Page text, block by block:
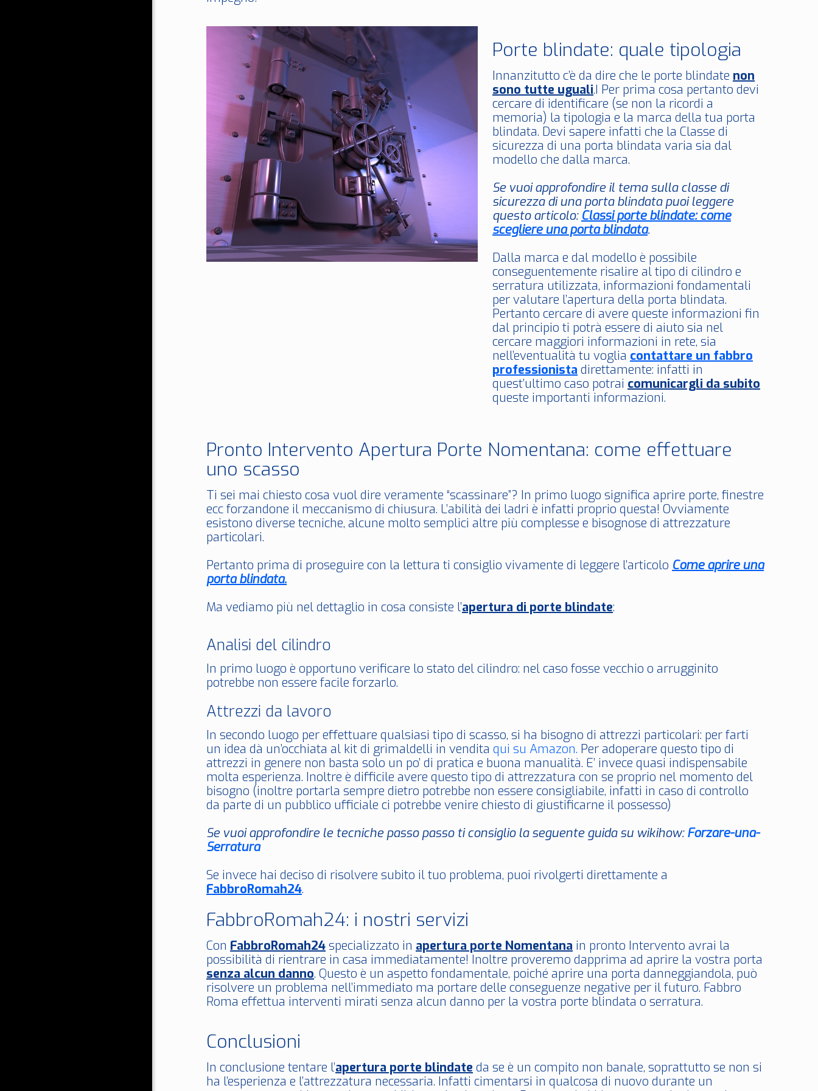
Porte blindate: quale tipologia
Innanzitutto c’è da dire che le porte blindate non
sono tutte uguali.I Per prima cosa pertanto devi
cercare di identificare (se non la ricordi a
memoria) la tipologia e la marca della tua porta
blindata. Devi sapere infatti che la Classe di
sicurezza di una porta blindata varia sia dal
modello che dalla marca.
Se vuoi approfondire il tema sulla classe di
sicurezza di una porta blindata puoi leggere
questo articolo: Classi porte blindate: come
scegliere una porta blindata.
Dalla marca e dal modello è possibile
conseguentemente risalire al tipo di cilindro e
serratura utilizzata, informazioni fondamentali
per valutare l’apertura della porta blindata.
Pertanto cercare di avere queste informazioni fin
dal principio ti potrà essere di aiuto sia nel
cercare maggiori informazioni in rete, sia
nell’eventualità tu voglia contattare un fabbro
professionista direttamente: infatti in
quest’ultimo caso potrai comunicargli da subito
queste importanti informazioni.
Pronto Intervento Apertura Porte Nomentana: come effettuare
uno scasso
Ti sei mai chiesto cosa vuol dire veramente “scassinare”? In primo luogo significa aprire porte, finestre
ecc forzandone il meccanismo di chiusura. L’abilità dei ladri è infatti proprio questa! Ovviamente
esistono diverse tecniche, alcune molto semplici altre più complesse e bisognose di attrezzature
particolari.
Pertanto prima di proseguire con la lettura ti consiglio vivamente di leggere l’articolo Come aprire una
porta blindata.
Ma vediamo più nel dettaglio in cosa consiste l’apertura di porte blindate:
Analisi del cilindro
In primo luogo è opportuno verificare lo stato del cilindro: nel caso fosse vecchio o arrugginito
potrebbe non essere facile forzarlo.
Attrezzi da lavoro
In secondo luogo per effettuare qualsiasi tipo di scasso, si ha bisogno di attrezzi particolari: per farti
un idea dà un’occhiata al kit di grimaldelli in vendita qui su Amazon. Per adoperare questo tipo di
attrezzi in genere non basta solo un po’ di pratica e buona manualità. E’ invece quasi indispensabile
molta esperienza. Inoltre è difficile avere questo tipo di attrezzatura con se proprio nel momento del
bisogno (inoltre portarla sempre dietro potrebbe non essere consigliabile, infatti in caso di controllo
da parte di un pubblico ufficiale ci potrebbe venire chiesto di giustificarne il possesso)
Se vuoi approfondire le tecniche passo passo ti consiglio la seguente guida su wikihow:Forzare-una-
Serratura
Se invece hai deciso di risolvere subito il tuo problema, puoi rivolgerti direttamente a
FabbroRomah24.
FabbroRomah24: i nostri servizi
Con FabbroRomah24specializzato in apertura porte Nomentana in pronto Intervento avrai la
possibilità di rientrare in casa immediatamente! Inoltre proveremo dapprima ad aprire la vostra porta
senza alcun danno. Questo è un aspetto fondamentale, poiché aprire una porta danneggiandola, può
risolvere un problema nell’immediato ma portare delle conseguenze negative per il futuro. Fabbro
Roma effettua interventi mirati senza alcun danno per la vostra porte blindata o serratura.
Conclusioni
In conclusione tentare l’apertura porte blindate da se è un compito non banale, soprattutto se non si
ha l’esperienza e l’attrezzatura necessaria. Infatti cimentarsi in qualcosa di nuovo durante un